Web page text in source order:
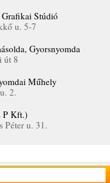
Grafikai Stúdió
u. 5-7
Gyorsnyomda
út 8
Műhely
2.
P Kft.)
Péter u. 31.